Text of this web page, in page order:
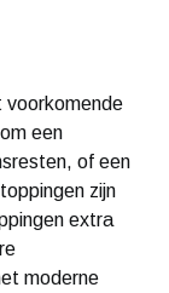
voorkomende
een
of een
zijn
extra
moderne